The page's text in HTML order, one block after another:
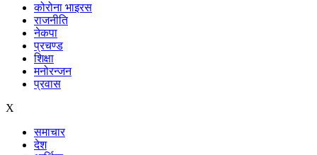
कोरोना भाइरस
राजनीति
नेकपा
प्रचण्ड
शिक्षा
मनोरन्जन
प्रवास
X
समाचार
देश